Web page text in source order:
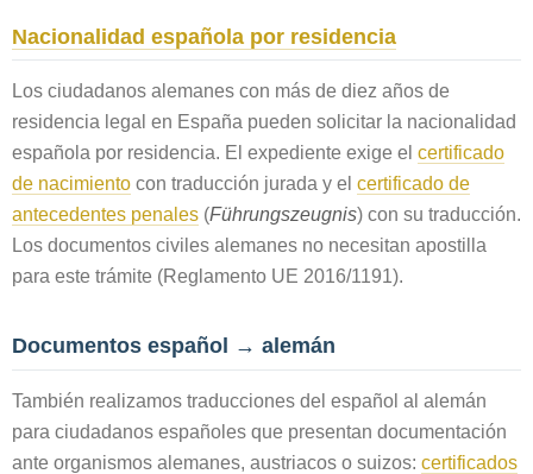
Nacionalidad española por residencia
Los ciudadanos alemanes con más de diez años de
residencia legal en España pueden solicitar la nacionalidad
española por residencia. El expediente exige el certificado
de nacimiento con traducción jurada y el certificado de
antecedentes penales (Führungszeugnis) con su traducción.
Los documentos civiles alemanes no necesitan apostilla
para este trámite (Reglamento UE 2016/1191).
Documentos español → alemán
También realizamos traducciones del español al alemán
para ciudadanos españoles que presentan documentación
ante organismos alemanes, austriacos o suizos: certificados